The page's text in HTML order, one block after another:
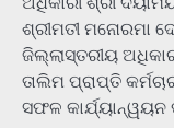
ଶ୍ରୀମତୀ ମନୋରମା
ଜିଲ୍ଲାସ୍ତରୀୟ
ତାଲିମ ପ୍ରାପ୍ତି
ସଫଳ କାର୍ଯ୍ୟାନ୍ୱୟନ